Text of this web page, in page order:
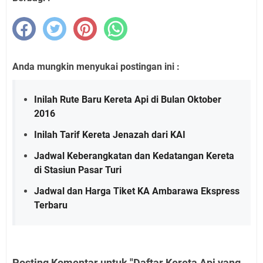
Anda mungkin menyukai postingan ini :
Inilah Rute Baru Kereta Api di Bulan Oktober
2016
Inilah Tarif Kereta Jenazah dari KAI
Jadwal Keberangkatan dan Kedatangan Kereta
di Stasiun Pasar Turi
Jadwal dan Harga Tiket KA Ambarawa Ekspress
Terbaru